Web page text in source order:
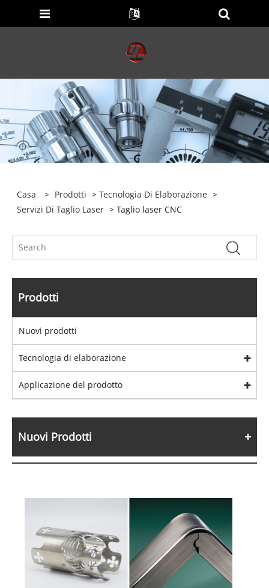
Casa > Prodotti >Tecnologia Di Elaborazione >
Servizi Di Taglio Laser > Taglio laser CNC
Prodotti
Nuovi prodotti
Tecnologia di elaborazione
Applicazione del prodotto
Nuovi Prodotti